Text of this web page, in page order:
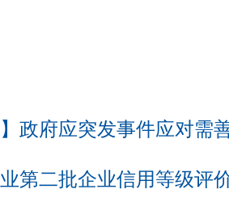
】政府应突发事件应对需
第二批企业信用等级评